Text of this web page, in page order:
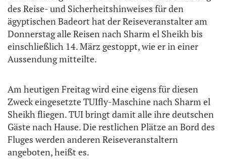
des Reise- und Sicherheitshinweises für den
ägyptischen Badeort hat der Reiseveranstalter am
Donnerstag alle Reisen nach Sharm el Sheikh bis
einschließlich 14. März gestoppt, wie er in einer
Aussendung mitteilte.
Am heutigen Freitag wird eine eigens für diesen
Zweck eingesetzte TUIfly-Maschine nach Sharm el
Sheikh fliegen. TUI bringt damit alle ihre deutschen
Gäste nach Hause. Die restlichen Plätze an Bord des
Fluges werden anderen Reiseveranstaltern
angeboten, heißt es.